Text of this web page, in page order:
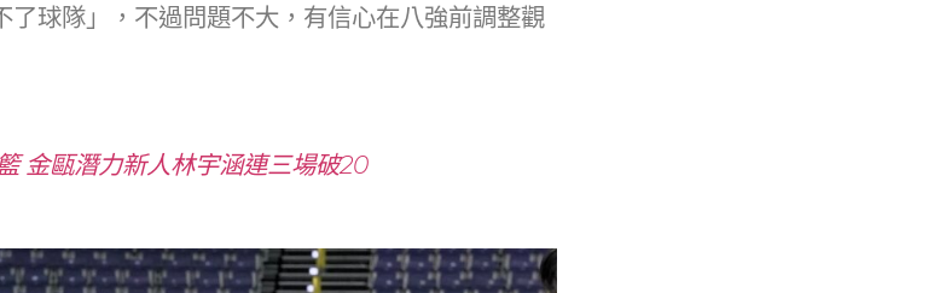
了球隊」，不過問題不大，有信心在八強前調整觀
籃 金甌潛力新人林宇涵連三場破20